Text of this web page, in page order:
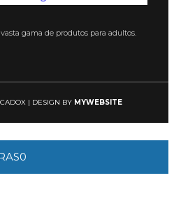
gama de produtos para adultos.
| DESIGN BY MYWEBSITE
0